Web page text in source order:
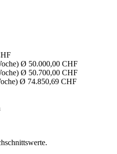
Ø 50.000,00 CHF
Ø 50.700,00 CHF
Ø 74.850,69 CHF